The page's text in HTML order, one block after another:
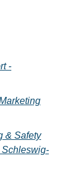
-
& Safety
Schleswig-